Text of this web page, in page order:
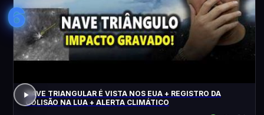
6
NAVE TRIANGULAR É VISTA NOS EUA + REGISTRO DA
COLISÃO NA LUA + ALERTA CLIMÁTICO